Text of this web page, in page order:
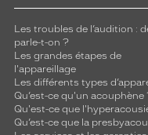
Les troubles de l’audition :
parle-t-on ?
Les grandes étapes de
l'appareillage
Les différents types
Qu’est-ce qu'un acouphène
Qu'est-ce que
Qu’est-ce que la